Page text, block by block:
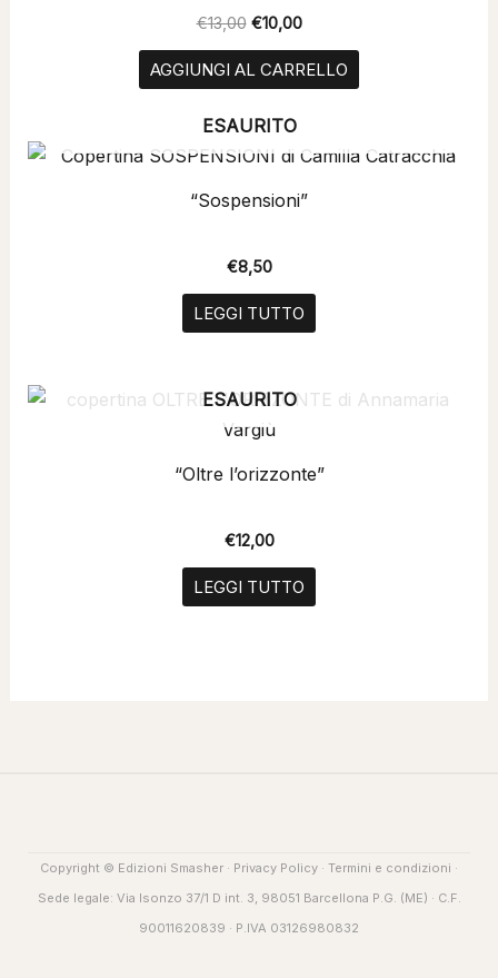
€13,00 €10,00
AGGIUNGI AL CARRELLO
ESAURITO
“Sospensioni”
€8,50
LEGGI TUTTO
ESAURITO
“Oltre l’orizzonte”
€12,00
LEGGI TUTTO
Copyright © Edizioni Smasher · Privacy Policy · Termini e condizioni ·
Sede legale: Via Isonzo 37/1 D int. 3, 98051 Barcellona P.G. (ME) · C.F.
90011620839 · P.IVA 03126980832